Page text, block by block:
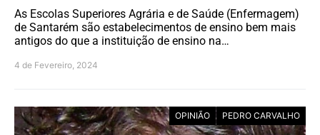
As Escolas Superiores Agrária e de Saúde (Enfermagem)
de Santarém são estabelecimentos de ensino bem mais
antigos do que a instituição de ensino na…
4 de Fevereiro, 2024
OPINIÃO PEDRO CARVALHO